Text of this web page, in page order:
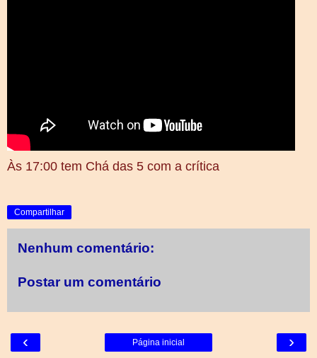
Às 17:00 tem Chá das 5 com a crítica
Compartilhar
Nenhum comentário:
Postar um comentário
‹ ›
Página inicial